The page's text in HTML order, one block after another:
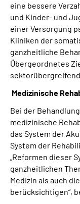
eine bessere
und Kinder- und
einer Versorgung
Kliniken der
ganzheitliche
Übergeordnetes
Medizinische
Bei der
medizinische
das System der
System der
„Reformen dieser
ganzheitlichen
Medizin als auch
berücksichtigen“,